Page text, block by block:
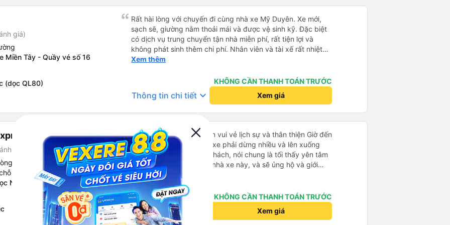
giá)
Miền Tây - Quầy vé số 16
(dọc QL80)
Rất hài lòng với chuyến đi cùng nhà xe Mỹ Duyên. Xe mới,
sạch sẽ, giường nằm thoải mái và được vệ sinh kỹ. Đặc biệt
có dịch vụ trung chuyển tận nhà miễn phí, rất tiện lợi và
không phát sinh thêm chi phí. Nhân viên và tài xế rất nhiệt
tình, thân thiện, hỗ trợ hành khách chu đáo. Chuyến đi an
Duyên và giới thiệu cho bạn bè, người thân. 5 sao!
Xem thêm
KHÔNG CẦN THANH TOÁN TRƯỚC
Thông tin chi tiết keyboard_arrow_down Xem giá
giá)
Đôi
Luxury
Nông Lâm
Trải nghiệm tốt Nhân viên vui vẻ lịch sự và thân thiện Giờ đến
có trễ hơn dự định 1h, vì xe phải dừng nhiều và lên xuống
hàng hóa và rước hành khách, nói chung là tối thấy yên tâm
khi sử dụng dịch vụ của nhà xe này, và sẽ ủng hộ và giới
thiệu cho người thân sử dụng dịch vụ của nhà xe này
Xem thêm
KHÔNG CẦN THANH TOÁN TRƯỚC
Thông tin chi tiết Xem giá